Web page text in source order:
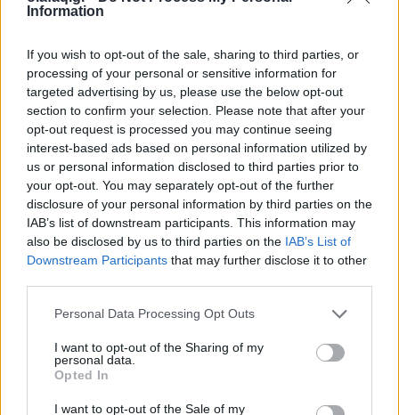
Information
If you wish to opt-out of the sale, sharing to third parties, or
processing of your personal or sensitive information for
targeted advertising by us, please use the below opt-out
section to confirm your selection. Please note that after your
opt-out request is processed you may continue seeing
interest-based ads based on personal information utilized by
us or personal information disclosed to third parties prior to
your opt-out. You may separately opt-out of the further
disclosure of your personal information by third parties on the
IAB’s list of downstream participants. This information may
also be disclosed by us to third parties on the IAB’s List of
Downstream Participants that may further disclose it to other
Personal Data Processing Opt Outs
I want to opt-out of the Sharing of my
personal data.
Opted In
I want to opt-out of the Sale of my
27.07.26
Από τη δημιουργία σταθερής ρουτίνας μέχρι τη μείωση των
περισπασμών, η αυτοπειθαρχία είναι το κλειδί για τη συνέπεια,
την προσωπική ανάπτυξη και την επίτευξη κάθε σημαντικού
στόχου.